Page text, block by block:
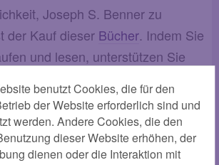
Joseph S. Benner zu
der Kauf dieser Bücher. Indem Sie
und lesen, unterstützen Sie
Arbeit und helfen dabei,
Bücherzu schreiben.
ichBüchervon
benutzt Cookies, die für den
der Website erforderlich sind und
werden. Andere Cookies, die den
dieser Website erhöhen, der
dienen oder die Interaktion mit